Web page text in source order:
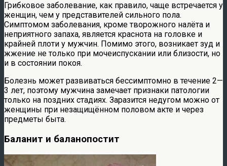
Грибковое заболевание, как правило, чаще встречается у
женщин, чем у представителей сильного пола.
Симптомом заболевания, кроме творожного налёта и
неприятного запаха, является краснота на головке и
крайней плоти у мужчин. Помимо этого, возникает зуд и
жжение не только при мочеиспускании или близости, но
и в состоянии покоя.
Болезнь может развиваться бессимптомно в течение 2—
3 лет, поэтому мужчина замечает признаки патологии
только на поздних стадиях. Заразится недугом можно от
женщины при незащищённом половом акте и через
предметы быта.
Баланит и баланопостит